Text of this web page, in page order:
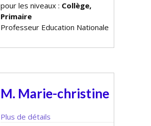
pour les niveaux : Collège,
Primaire
Professeur Education Nationale
M. Marie-christine
Plus de détails